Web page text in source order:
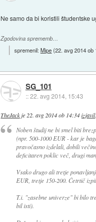
Ne samo da bi koristili študentske
Zgodovina sprememb…
spremenil:Mipe(22. avg 2014 ob
SG_101
::22. avg 2014, 15:43
TheJackje 22. avg 2014 ob 14:34 izjavil:
Noben študij ne bi smel biti
(npr. 500-1000 EUR - kar je
pravočasno izdelali, dobili
deficitaren poklic več, drugi
Vsako drugo ali tretje
EUR, tretje 150-200. Četrtič
T.i. "zasebne univerze" bi bilo
bil isti).